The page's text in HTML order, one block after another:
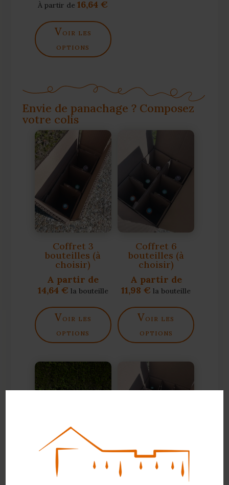
À partir de16,64€
voir les
options
Envie de panachage ? Composez
votre colis
Coffret 3
bouteilles (à
choisir)
A partir de
14,64 € la bouteille
voir les
options
Coffret 6
bouteilles (à
choisir)
A partir de
11,98€ la bouteille
voir les
options